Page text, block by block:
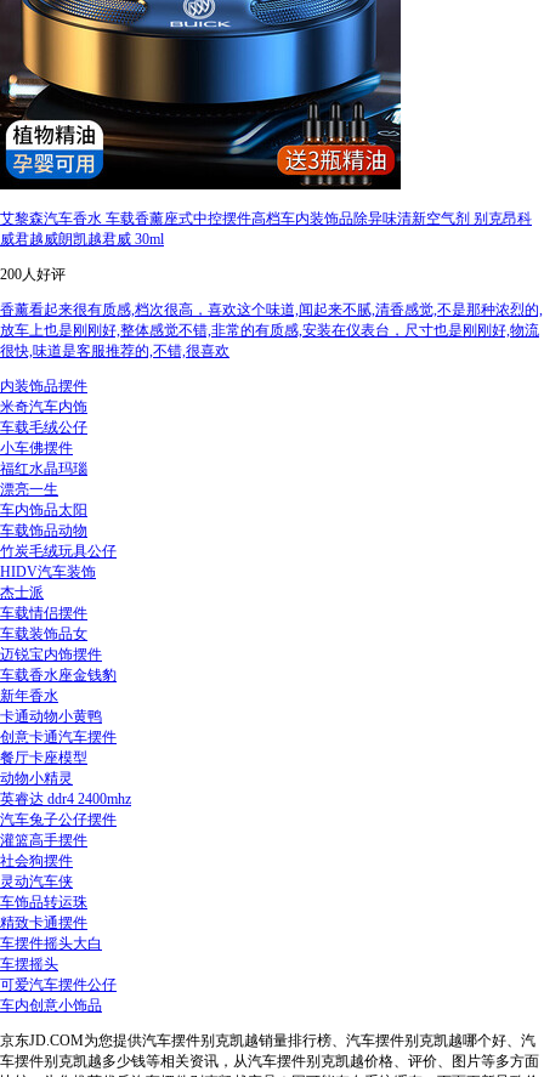
艾黎森汽车香水 车载香薰座式中控摆件高档车内装饰品除异味清新空气剂 别克昂科
威君越威朗凯越君威 30ml
200人好评
香薰看起来很有质感,档次很高，喜欢这个味道,闻起来不腻,清香感觉,不是那种浓烈的,
放车上也是刚刚好,整体感觉不错,非常的有质感,安装在仪表台，尺寸也是刚刚好,物流
很快,味道是客服推荐的,不错,很喜欢
内装饰品摆件
米奇汽车内饰
车载毛绒公仔
小车佛摆件
福红水晶玛瑙
漂亮一生
车内饰品太阳
车载饰品动物
竹炭毛绒玩具公仔
HIDV汽车装饰
杰士派
车载情侣摆件
车载装饰品女
迈锐宝内饰摆件
车载香水座金钱豹
新年香水
卡通动物小黄鸭
创意卡通汽车摆件
餐厅卡座模型
动物小精灵
英睿达 ddr4 2400mhz
汽车兔子公仔摆件
灌篮高手摆件
社会狗摆件
灵动汽车侠
车饰品转运珠
精致卡通摆件
车摆件摇头大白
车摆摇头
可爱汽车摆件公仔
车内创意小饰品
京东JD.COM为您提供汽车摆件别克凯越销量排行榜、汽车摆件别克凯越哪个好、汽
车摆件别克凯越多少钱等相关资讯，从汽车摆件别克凯越价格、评价、图片等多方面